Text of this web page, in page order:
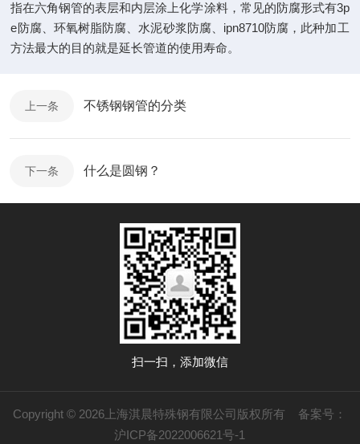
指在六角钢管的表层和内层涂上化学涂料，常见的防腐形式有3p
e防腐、环氧树脂防腐、水泥砂浆防腐、ipn8710防腐，此种加工
方法最大的目的就是延长管道的使用寿命。
上一条 不锈钢钢管的分类
下一条 什么是圆钢？
扫一扫，添加微信
Copyright © 2026上海淇晨特殊钢有限公司版权所有 备案号：
沪ICP备2022006621号-1